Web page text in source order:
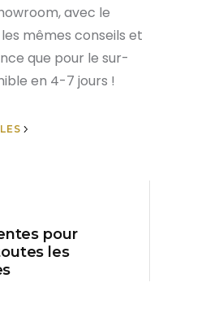
avec le
mêmes conseils et
que pour le sur-
en 4-7 jours !
pour
les